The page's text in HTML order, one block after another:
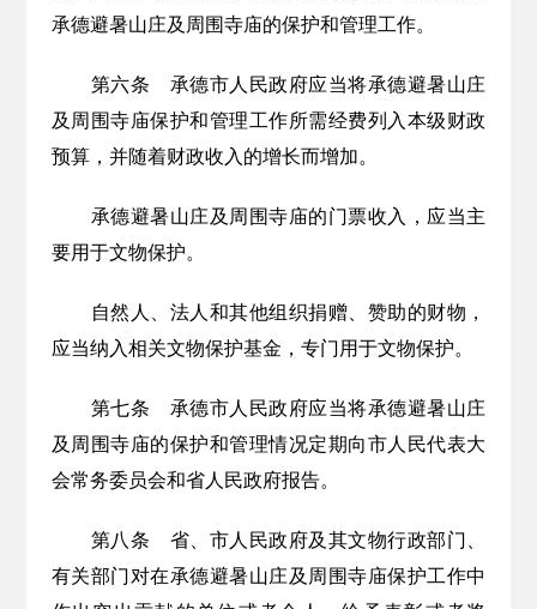
承德避暑山庄及周围寺庙的保护和管理工作。
第六条 承德市人民政府应当将承德避暑山庄
及周围寺庙保护和管理工作所需经费列入本级财政
预算，并随着财政收入的增长而增加。
承德避暑山庄及周围寺庙的门票收入，应当主
要用于文物保护。
自然人、法人和其他组织捐赠、赞助的财物，
应当纳入相关文物保护基金，专门用于文物保护。
第七条 承德市人民政府应当将承德避暑山庄
及周围寺庙的保护和管理情况定期向市人民代表大
会常务委员会和省人民政府报告。
第八条 省、市人民政府及其文物行政部门、
有关部门对在承德避暑山庄及周围寺庙保护工作中